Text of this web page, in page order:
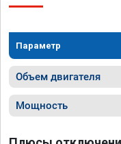
Параметр
Объем двигателя
Мощность